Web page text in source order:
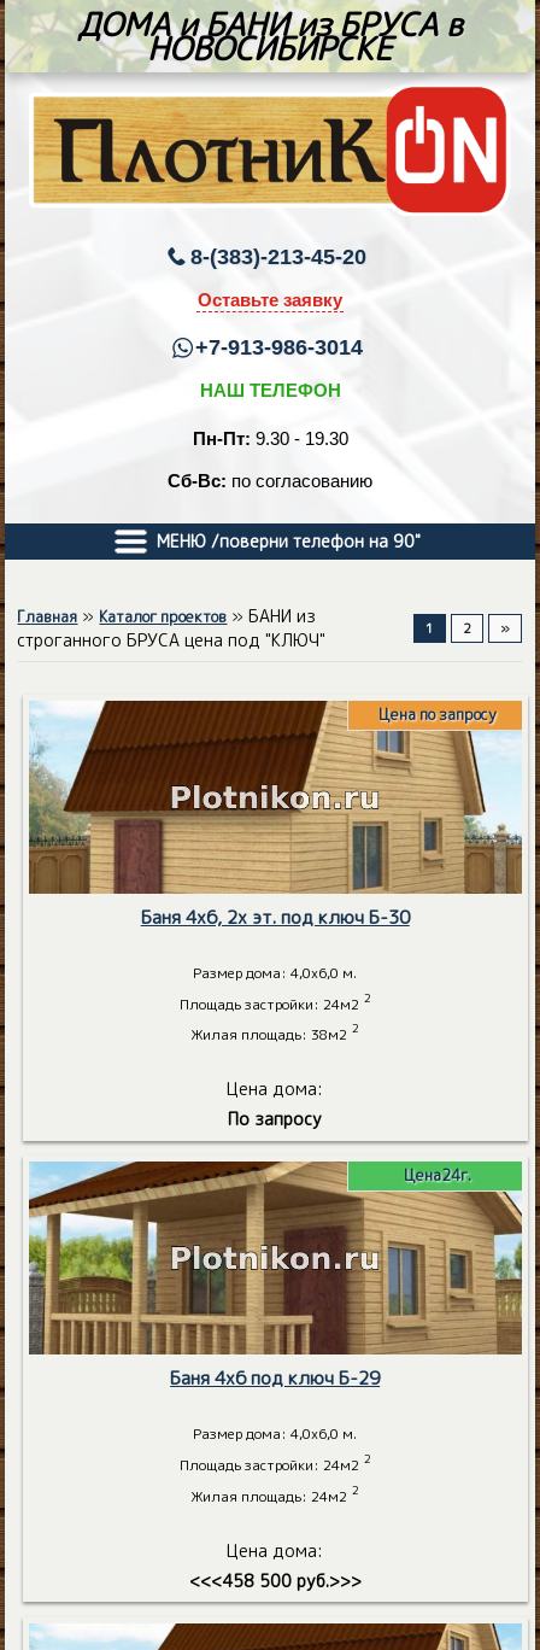
ДОМА и БАНИ из БРУСА в
НОВОСИБИРСКЕ
8-(383)-213-45-20
Оставьте заявку
+7-913-986-3014
НАШ ТЕЛЕФОН
Пн-Пт: 9.30 - 19.30
Сб-Вс: по согласованию
МЕНЮ /поверни телефон на 90"
Главная » Каталог проектов » БАНИ из
строганного БРУСА цена под "КЛЮЧ"
1 2 »
Цена по запросу
Баня 4х6, 2х эт. под ключ Б-30
Размер дома: 4,0х6,0 м.
Площадь застройки: 24м2 2
Жилая площадь: 38м2 2
Цена дома:
По запросу
Цена24г.
Баня 4х6 под ключ Б-29
Размер дома: 4,0х6,0 м.
Площадь застройки: 24м2 2
Жилая площадь: 24м2 2
Цена дома:
<<<458 500 руб.>>>